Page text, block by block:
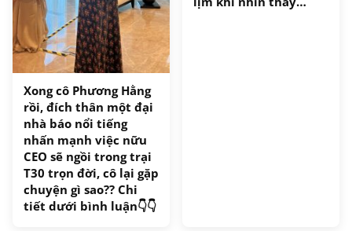
Xong cô Phương Hằng
rồi, đích thân một đại
nhà báo nổi tiếng
nhấn mạnh việc nữu
CEO sẽ ngồi trong trại
T30 trọn đời, cô lại gặp
chuyện gì sao?? Chi
tiết dưới bình luận👇👇